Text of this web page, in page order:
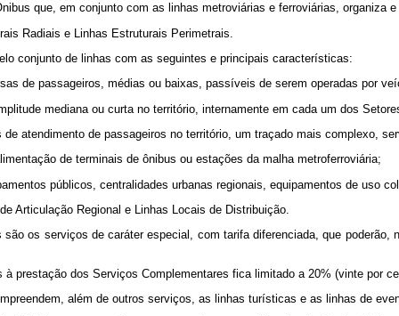
que, em conjunto com as linhas metroviárias e ferroviárias,
Radiais e Linhas Estruturais Perimetrais.
conjunto de linhas com as seguintes e principais características:
de passageiros, médias ou baixas, passíveis de serem operadas por
mediana ou curta no território, internamente em cada um dos
de atendimento de passageiros no território, um traçado mais complexo,
de terminais de ônibus ou estações da malha metroferroviária;
públicos, centralidades urbanas regionais, equipamentos de uso
Articulação Regional e Linhas Locais de Distribuição.
são os serviços de caráter especial, com tarifa diferenciada, que
prestação dos Serviços Complementares fica limitado a 20% (vinte por
além de outros serviços, as linhas turísticas e as linhas de